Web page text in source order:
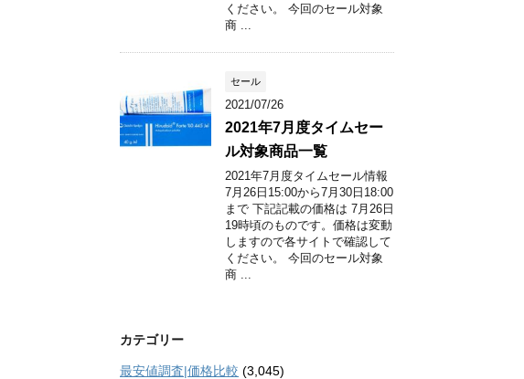
ください。 今回のセール対象
商 ...
セール
2021/07/26
2021年7月度タイムセー
ル対象商品一覧
2021年7月度タイムセール情報
7月26日15:00から7月30日18:00
まで 下記記載の価格は 7月26日
19時頃のものです。価格は変動
しますので各サイトで確認して
ください。 今回のセール対象
商 ...
カテゴリー
最安値調査|価格比較 (3,045)